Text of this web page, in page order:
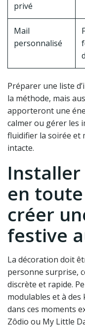
privé
Mail
personnalisé
Préparer une liste
la méthode, mais
apporteront une
calmer ou gérer les
fluidifier la soirée et
intacte.
en
créer
festive
La décoration doit
personne surprise,
discrète et rapide.
modulables et à
dans ces moments
Zôdio ou My Little